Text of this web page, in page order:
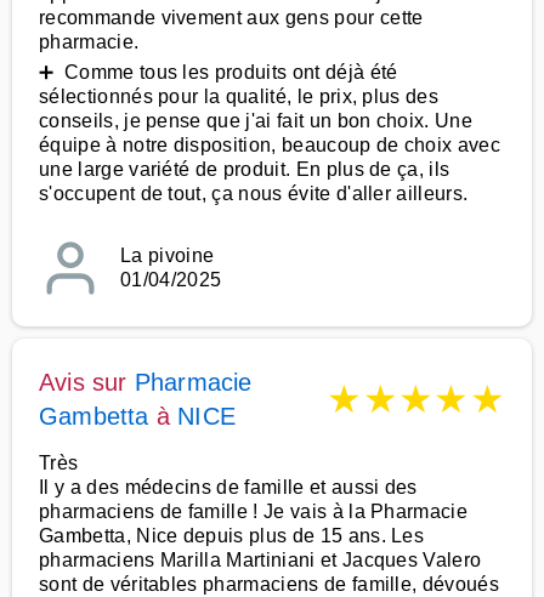
recommande vivement aux gens pour cette
pharmacie.
➕ Comme tous les produits ont déjà été
sélectionnés pour la qualité, le prix, plus des
conseils, je pense que j'ai fait un bon choix. Une
équipe à notre disposition, beaucoup de choix avec
une large variété de produit. En plus de ça, ils
s'occupent de tout, ça nous évite d'aller ailleurs.
La pivoine
01/04/2025
Avis sur Pharmacie
Gambetta à NICE ★★★★★
Très
Il y a des médecins de famille et aussi des
pharmaciens de famille ! Je vais à la Pharmacie
Gambetta, Nice depuis plus de 15 ans. Les
pharmaciens Marilla Martiniani et Jacques Valero
sont de véritables pharmaciens de famille, dévoués